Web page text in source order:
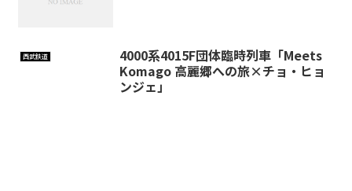
西武鉄道
4000系4015F団体臨時列車「Meets
Komago 高麗郷への旅×チョ・ヒョ
ンジェ」